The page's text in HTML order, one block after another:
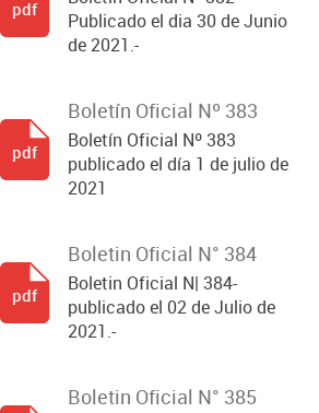
Publicado el dia 30 de Junio
de 2021.-
pdf
Boletín Oficial Nº 383
Boletín Oficial Nº 383
publicado el día 1 de julio de
2021
pdf
Boletin Oficial N° 384
Boletin Oficial N| 384-
publicado el 02 de Julio de
2021.-
pdf
Boletin Oficial N° 385